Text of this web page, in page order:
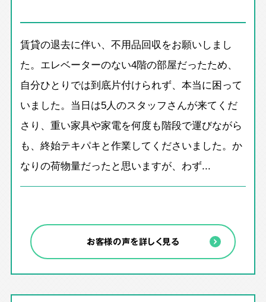
賃貸の退去に伴い、不用品回収をお願いしまし
た。エレベーターのない4階の部屋だったため、
自分ひとりでは到底片付けられず、本当に困って
いました。当日は5人のスタッフさんが来てくだ
さり、重い家具や家電を何度も階段で運びながら
も、終始テキパキと作業してくださいました。か
なりの荷物量だったと思いますが、わず...
お客様の声を詳しく見る